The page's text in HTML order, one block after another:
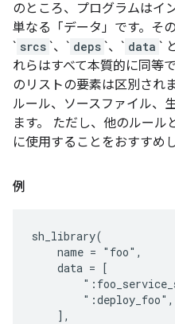
のところ、プログラムはイ
単なる「データ」です。そ
` srcs `、` deps `、` data `
れらはすべて本質的に同等
のリストの要素は区別され
ルール、ソースファイル、
ます。 ただし、他のルール
に使用することをおすすめし
例
sh_library(
    name = "foo",
    data = [
    ],